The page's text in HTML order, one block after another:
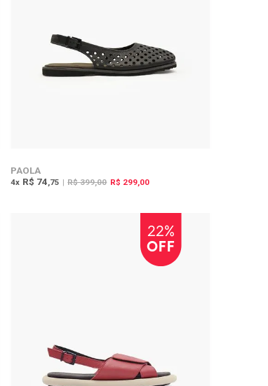
PAOLA
4x R$ 74 ,75 | R$ 399,00 R$ 299,00
22%
OFF